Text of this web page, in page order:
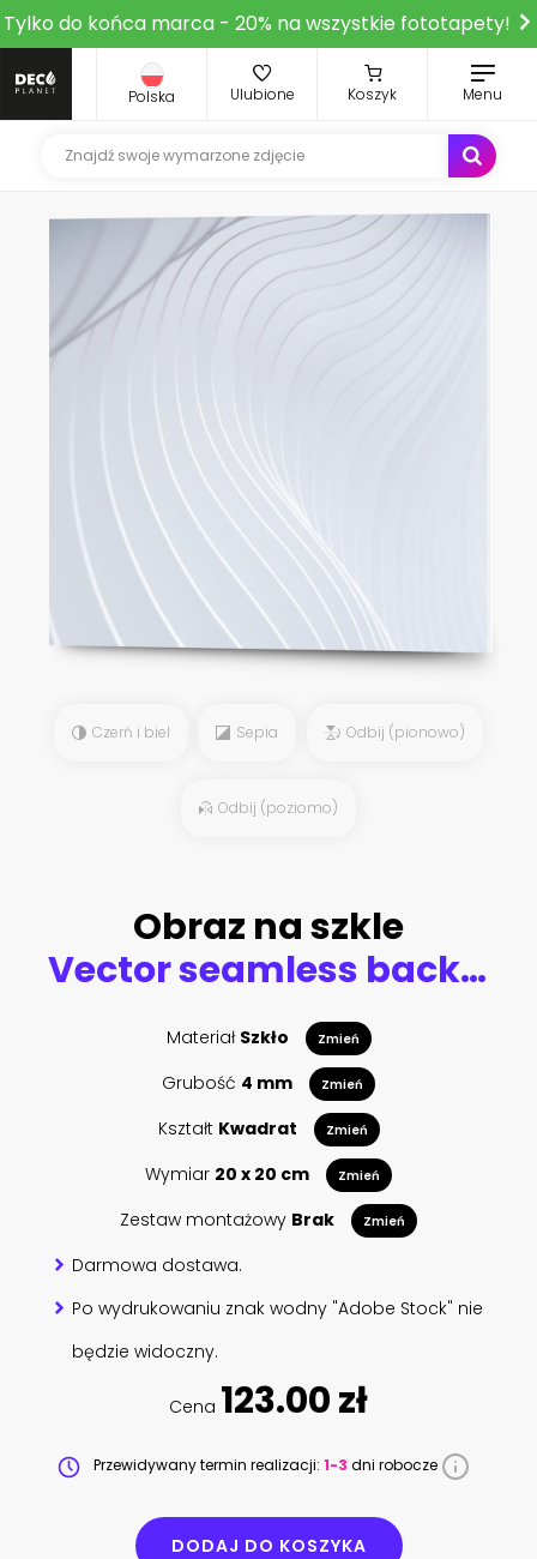
Tylko do końca marca - 20% na wszystkie fototapety!
Polska Ulubione Koszyk Menu
Czerń i biel Sepia Odbij (pionowo)
Odbij (poziomo)
Obraz na szkle
Vector seamless background with imitation of embroidery and chrysanthemum flowers and leaves. Japanese style. Inscription Autumn garden of chrysanthemums.
Materiał Szkło Zmień
Grubość 4 mm Zmień
Kształt Kwadrat Zmień
Wymiar 20 x 20 cm Zmień
Zestaw montażowy Brak Zmień
Darmowa dostawa.
Po wydrukowaniu znak wodny "Adobe Stock" nie
będzie widoczny.
Cena 123.00 zł
Przewidywany termin realizacji: 1-3 dni robocze
DODAJ DO KOSZYKA